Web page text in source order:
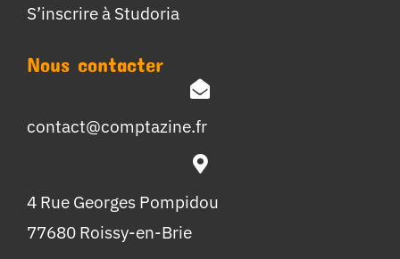
S’inscrire à Studoria
Nous contacter
contact@comptazine.fr
4 Rue Georges Pompidou
77680 Roissy-en-Brie